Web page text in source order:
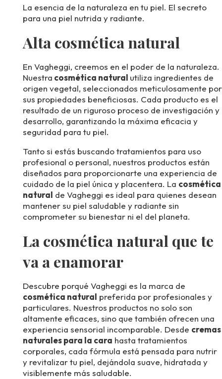
La esencia de la naturaleza en tu piel. El secreto
para una piel nutrida y radiante.
Alta cosmética natural
En Vagheggi, creemos en el poder de la naturaleza.
Nuestra cosmética natural utiliza ingredientes de
origen vegetal, seleccionados meticulosamente por
sus propiedades beneficiosas. Cada producto es el
resultado de un riguroso proceso de investigación y
desarrollo, garantizando la máxima eficacia y
seguridad para tu piel.
Tanto si estás buscando tratamientos para uso
profesional o personal, nuestros productos están
diseñados para proporcionarte una experiencia de
cuidado de la piel única y placentera. La cosmética
natural de Vagheggi es ideal para quienes desean
mantener su piel saludable y radiante sin
comprometer su bienestar ni el del planeta.
La cosmética natural que te
va a enamorar
Descubre porqué Vagheggi es la marca de
cosmética natural preferida por profesionales y
particulares. Nuestros productos no solo son
altamente eficaces, sino que también ofrecen una
experiencia sensorial incomparable. Desde cremas
naturales para la cara hasta tratamientos
corporales, cada fórmula está pensada para nutrir
y revitalizar tu piel, dejándola suave, hidratada y
visiblemente más saludable.